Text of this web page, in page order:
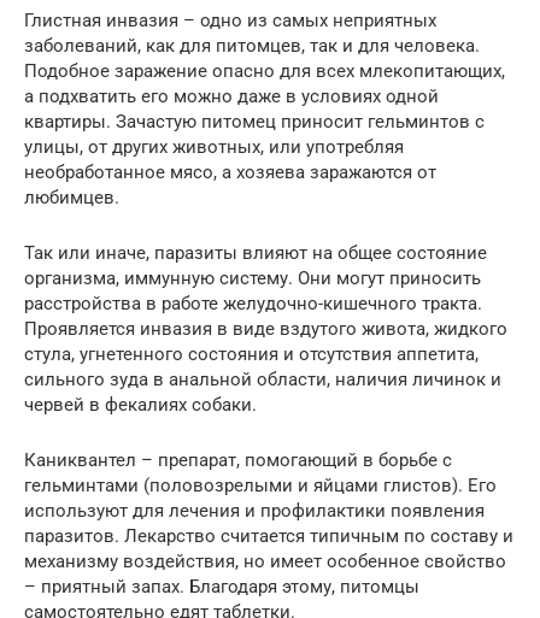
Глистная инвазия – одно из самых неприятных
заболеваний, как для питомцев, так и для человека.
Подобное заражение опасно для всех млекопитающих,
а подхватить его можно даже в условиях одной
квартиры. Зачастую питомец приносит гельминтов с
улицы, от других животных, или употребляя
необработанное мясо, а хозяева заражаются от
любимцев.
Так или иначе, паразиты влияют на общее состояние
организма, иммунную систему. Они могут приносить
расстройства в работе желудочно-кишечного тракта.
Проявляется инвазия в виде вздутого живота, жидкого
стула, угнетенного состояния и отсутствия аппетита,
сильного зуда в анальной области, наличия личинок и
червей в фекалиях собаки.
Каниквантел – препарат, помогающий в борьбе с
гельминтами (половозрелыми и яйцами глистов). Его
используют для лечения и профилактики появления
паразитов. Лекарство считается типичным по составу и
механизму воздействия, но имеет особенное свойство
– приятный запах. Благодаря этому, питомцы
самостоятельно едят таблетки.